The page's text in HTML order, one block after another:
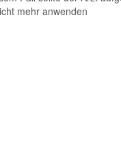
mehr anwenden